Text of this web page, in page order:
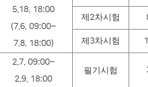
5.18. 18:00
(7.6. 09:00~
7.8. 18:00)
제 2차시험
제 3차시험
2.7. 09:00~
2.9. 18:00
필기시험